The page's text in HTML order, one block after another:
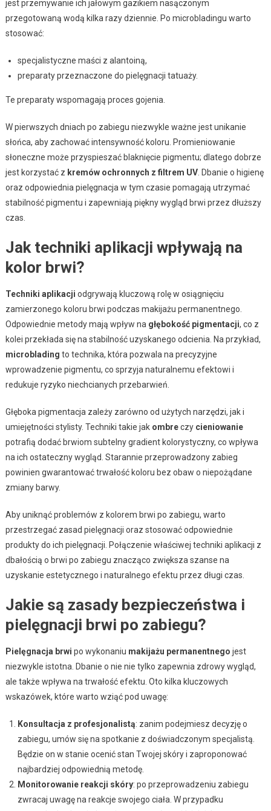
jest przemywanie ich jałowym gazikiem nasączonym
przegotowaną wodą kilka razy dziennie. Po microbladingu warto
stosować:
specjalistyczne maści z alantoiną,
preparaty przeznaczone do pielęgnacji tatuaży.
Te preparaty wspomagają proces gojenia.
W pierwszych dniach po zabiegu niezwykle ważne jest unikanie
słońca, aby zachować intensywność koloru. Promieniowanie
słoneczne może przyspieszać blaknięcie pigmentu; dlatego dobrze
jest korzystać z kremów ochronnych z filtrem UV. Dbanie o higienę
oraz odpowiednia pielęgnacja w tym czasie pomagają utrzymać
stabilność pigmentu i zapewniają piękny wygląd brwi przez dłuższy
czas.
Jak techniki aplikacji wpływają na
kolor brwi?
Techniki aplikacji odgrywają kluczową rolę w osiągnięciu
zamierzonego koloru brwi podczas makijażu permanentnego.
Odpowiednie metody mają wpływ na głębokość pigmentacji, co z
kolei przekłada się na stabilność uzyskanego odcienia. Na przykład,
microblading to technika, która pozwala na precyzyjne
wprowadzenie pigmentu, co sprzyja naturalnemu efektowi i
redukuje ryzyko niechcianych przebarwień.
Głęboka pigmentacja zależy zarówno od użytych narzędzi, jak i
umiejętności stylisty. Techniki takie jak ombreczy cieniowanie
potrafią dodać brwiom subtelny gradient kolorystyczny, co wpływa
na ich ostateczny wygląd. Starannie przeprowadzony zabieg
powinien gwarantować trwałość koloru bez obaw o niepożądane
zmiany barwy.
Aby uniknąć problemów z kolorem brwi po zabiegu, warto
przestrzegać zasad pielęgnacji oraz stosować odpowiednie
produkty do ich pielęgnacji. Połączenie właściwej techniki aplikacji z
dbałością o brwi po zabiegu znacząco zwiększa szanse na
uzyskanie estetycznego i naturalnego efektu przez długi czas.
Jakie są zasady bezpieczeństwa i
pielęgnacji brwi po zabiegu?
Pielęgnacja brwi po wykonaniu makijażu permanentnego jest
niezwykle istotna. Dbanie o nie nie tylko zapewnia zdrowy wygląd,
ale także wpływa na trwałość efektu. Oto kilka kluczowych
wskazówek, które warto wziąć pod uwagę:
Konsultacja z profesjonalistą: zanim podejmiesz decyzję o
zabiegu, umów się na spotkanie z doświadczonym specjalistą.
Będzie on w stanie ocenić stan Twojej skóry i zaproponować
najbardziej odpowiednią metodę.
Monitorowanie reakcji skóry: po przeprowadzeniu zabiegu
zwracaj uwagę na reakcje swojego ciała. W przypadku